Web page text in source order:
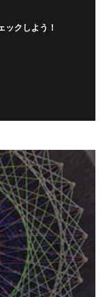
ックしよう！